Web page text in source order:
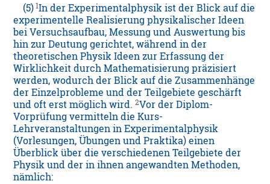
(5) 1In der Experimentalphysik ist der Blick auf die
experimentelle Realisierung physikalischer Ideen
bei Versuchsaufbau, Messung und Auswertung bis
hin zur Deutung gerichtet, während in der
theoretischen Physik Ideen zur Erfassung der
Wirklichkeit durch Mathematisierung präzisiert
werden, wodurch der Blick auf die Zusammenhänge
der Einzelprobleme und der Teilgebiete geschärft
und oft erst möglich wird.2Vor der Diplom-
Vorprüfung vermitteln die Kurs-
Lehrveranstaltungen in Experimentalphysik
(Vorlesungen, Übungen und Praktika) einen
Überblick über die verschiedenen Teilgebiete der
Physik und der in ihnen angewandten Methoden,
nämlich: